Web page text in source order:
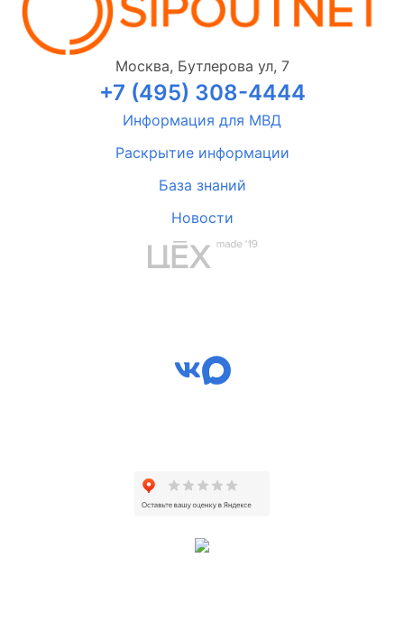
Москва, Бутлерова ул, 7
+7 (495) 308-4444
Информация для МВД
Раскрытие информации
База знаний
Новости